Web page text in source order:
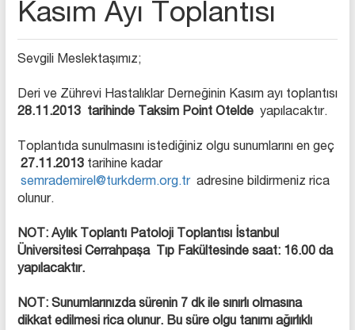
Kasım Ayı Toplantısı
Sevgili Meslektaşımız;
Deri ve Zührevi Hastalıklar Derneğinin Kasım ayı toplantısı
28.11.2013 tarihinde Taksim Point Otelde yapılacaktır.
Toplantıda sunulmasını istediğiniz olgu sunumlarını en geç
27.11.2013 tarihine kadar
semrademirel@turkderm.org.tradresine bildirmeniz rica
olunur.
NOT: Aylık Toplantı Patoloji Toplantısı İstanbul
Üniversitesi Cerrahpaşa Tıp Fakültesinde saat: 16.00 da
yapılacaktır.
NOT: Sunumlarınızda sürenin 7 dk ile sınırlı olmasına
dikkat edilmesi rica olunur. Bu süre olgu tanımı ağırlıklı